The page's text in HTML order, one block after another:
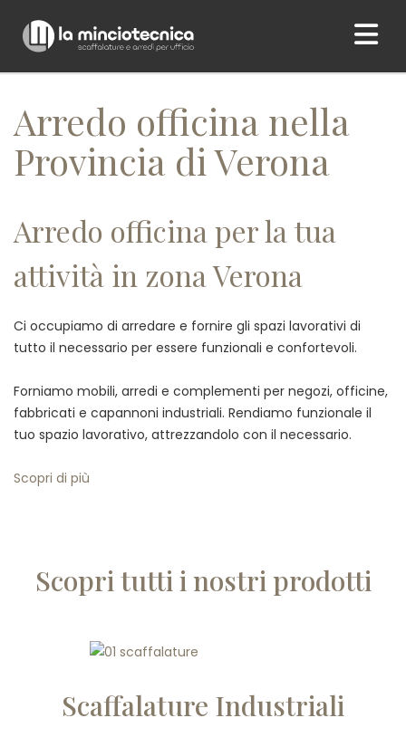
Home/ Arredo officina nella Provincia di Verona
Arredo officina nella
Provincia di Verona
Arredo officina per la tua
attività in zona Verona
Ci occupiamo di arredare e fornire gli spazi lavorativi di
tutto il necessario per essere funzionali e confortevoli.
Forniamo mobili, arredi e complementi per negozi, officine,
fabbricati e capannoni industriali. Rendiamo funzionale il
tuo spazio lavorativo, attrezzandolo con il necessario.
Scopri di più
Scopri tutti i nostri prodotti
Scaffalature Industriali